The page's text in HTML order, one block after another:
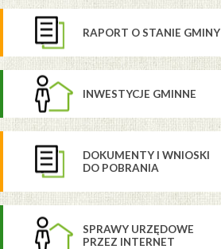
RAPORT O STANIE GMINY
INWESTYCJE GMINNE
DOKUMENTY I WNIOSKI
DO POBRANIA
SPRAWY URZĘDOWE
PRZEZ INTERNET